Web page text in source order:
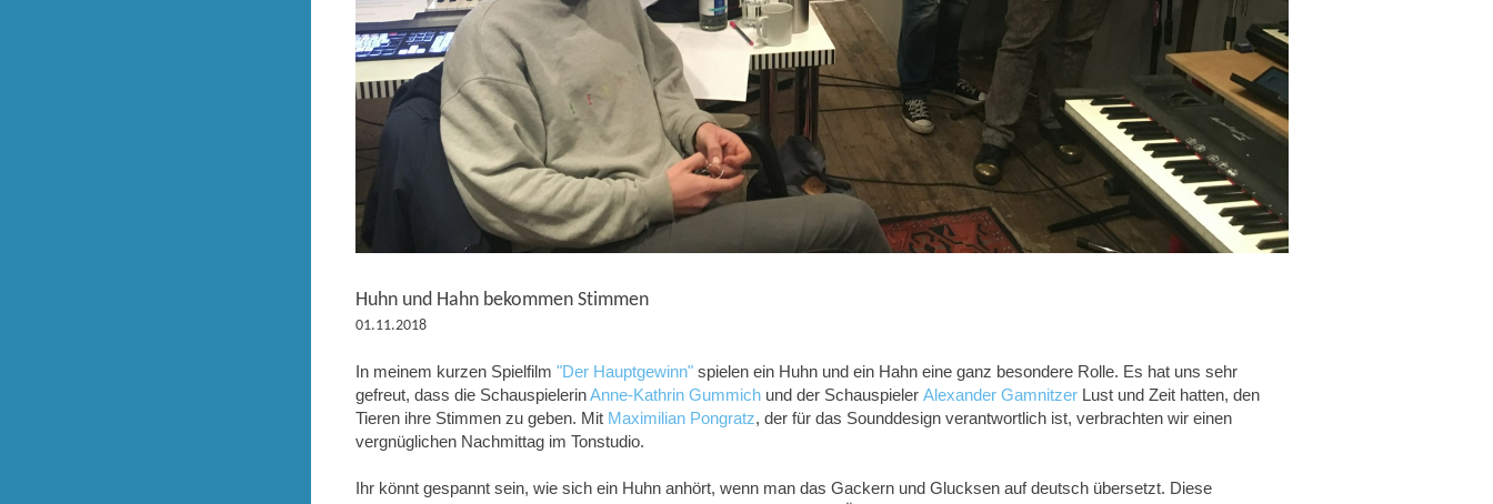
Huhn und Hahn bekommen Stimmen
01.11.2018
In meinem kurzen Spielfilm "Der Hauptgewinn" spielen ein Huhn und ein Hahn eine ganz besondere Rolle. Es hat uns sehr
gefreut, dass die SchauspielerinAnne-Kathrin Gummich und der Schauspieler Alexander Gamnitzer Lust und Zeit hatten, den
Tieren ihre Stimmen zu geben. Mit Maximilian Pongratz, der für das Sounddesign verantwortlich ist, verbrachten wir einen
vergnüglichen Nachmittag im Tonstudio.
Ihr könnt gespannt sein, wie sich ein Huhn anhört, wenn man das Gackern und Glucksen auf deutsch übersetzt. Diese